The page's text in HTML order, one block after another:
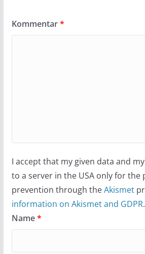
Kommentar*
I accept that my given data and
to a server in the USA only for the
prevention through theAkismet
information on Akismet and GDPR.
Name*